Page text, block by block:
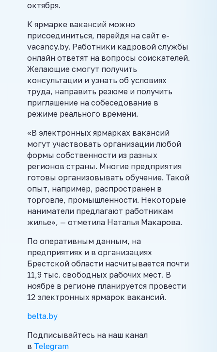
октября.
К ярмарке вакансий можно
присоединиться, перейдя на сайт e-
vacancy.by. Работники кадровой службы
онлайн ответят на вопросы соискателей.
Желающие смогут получить
консультации и узнать об условиях
труда, направить резюме и получить
приглашение на собеседование в
режиме реального времени.
«В электронных ярмарках вакансий
могут участвовать организации любой
формы собственности из разных
регионов страны. Многие предприятия
готовы организовывать обучение. Такой
опыт, например, распространен в
торговле, промышленности. Некоторые
наниматели предлагают работникам
жилье», — отметила Наталья Макарова.
По оперативным данным, на
предприятиях и в организациях
Брестской области насчитывается почти
11,9 тыс. свободных рабочих мест. В
ноябре в регионе планируется провести
12 электронных ярмарок вакансий.
belta.by
Подписывайтесь на наш канал
в Telegram